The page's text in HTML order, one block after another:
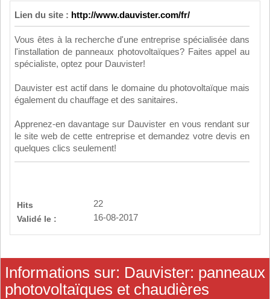
Lien du site : http://www.dauvister.com/fr/
Vous êtes à la recherche d'une entreprise spécialisée dans
l'installation de panneaux photovoltaïques? Faites appel au
spécialiste, optez pour Dauvister!
Dauvister est actif dans le domaine du photovoltaïque mais
également du chauffage et des sanitaires.
Apprenez-en davantage sur Dauvister en vous rendant sur
le site web de cette entreprise et demandez votre devis en
quelques clics seulement!
Hits
22
Validé le :
16-08-2017
Informations sur: Dauvister: panneaux
photovoltaïques et chaudières